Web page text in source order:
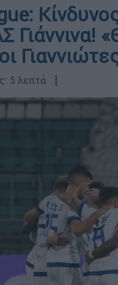
Γιάννινα!
5 λεπτά ┋